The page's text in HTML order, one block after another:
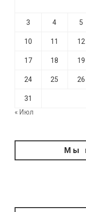
3 4 5
10 11 12
17 18 19
24 25 26
31
« Июл
Мы